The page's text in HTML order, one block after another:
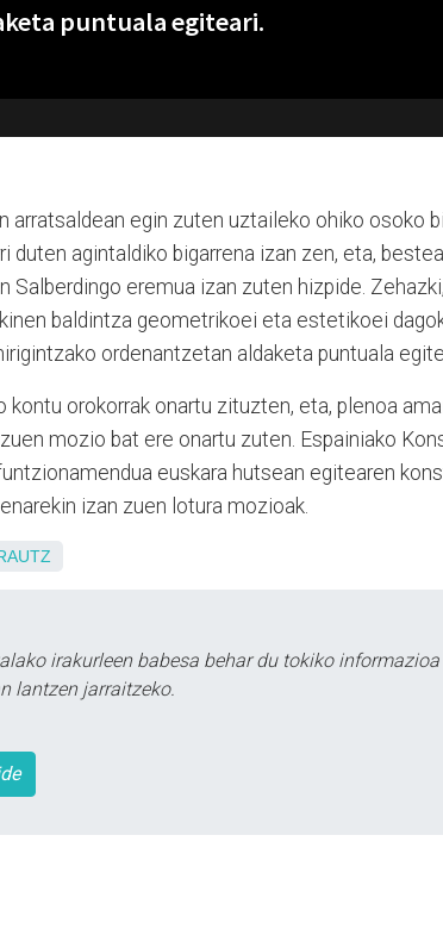
puntuala egiteari.
arratsaldean egin zuten uztaileko ohiko osoko
duten agintaldiko bigarrena izan zen, eta,
Salberdingo eremua izan zuten hizpide.
baldintza geometrikoei eta estetikoei
ordenantzetan aldaketa puntuala
kontu orokorrak onartu zituzten, eta, plenoa
mozio bat ere onartu zuten. Espainiako
euskara hutsean egitearen
izan zuen lotura mozioak.
irakurleen babesa behar du tokiko
lantzen jarraitzeko.